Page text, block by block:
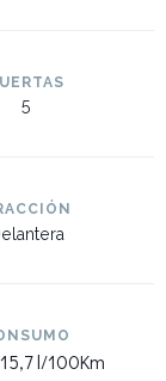
5
15,7 l/100Km